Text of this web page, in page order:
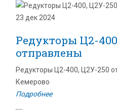
23 дек 2024
Редукторы Ц2-
отправлены
Редукторы Ц2-400, Ц2У-250
Кемерово
Подробнее